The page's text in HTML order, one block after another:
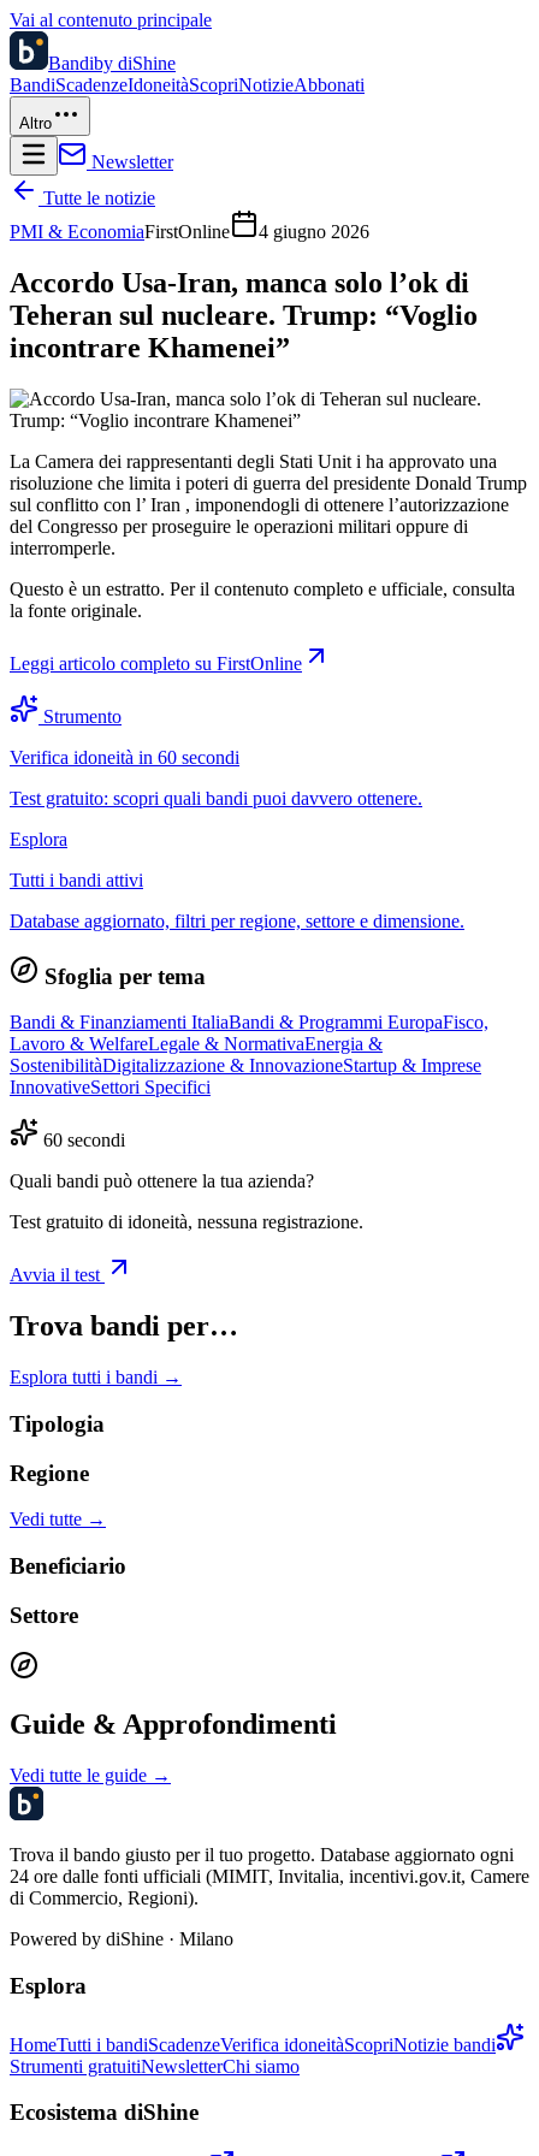
Vai al contenuto principale
Bandiby diShine
BandiScadenzeIdoneitàScopriNotizieAbbonati
Altro
Newsletter
Tutte le notizie
PMI & EconomiaFirstOnline 4 giugno 2026
Accordo Usa-Iran, manca solo l’ok di
Teheran sul nucleare. Trump: “Voglio
incontrare Khamenei”
La Camera dei rappresentanti degli Stati Unit i ha approvato una
risoluzione che limita i poteri di guerra del presidente Donald Trump
sul conflitto con l’ Iran , imponendogli di ottenere l’autorizzazione
del Congresso per proseguire le operazioni militari oppure di
interromperle.
Questo è un estratto. Per il contenuto completo e ufficiale, consulta
la fonte originale.
Leggi articolo completo su FirstOnline
Strumento
Verifica idoneità in 60 secondi
Test gratuito: scopri quali bandi puoi davvero ottenere.
Esplora
Tutti i bandi attivi
Database aggiornato, filtri per regione, settore e dimensione.
Sfoglia per tema
Bandi & Finanziamenti ItaliaBandi & Programmi EuropaFisco,
Lavoro & WelfareLegale & NormativaEnergia &
SostenibilitàDigitalizzazione & InnovazioneStartup & Imprese
InnovativeSettori Specifici
60 secondi
Quali bandi può ottenere la tua azienda?
Test gratuito di idoneità, nessuna registrazione.
Avvia il test
Trova bandi per…
Esplora tutti i bandi →
Tipologia
Regione
Vedi tutte →
Beneficiario
Settore
Guide & Approfondimenti
Vedi tutte le guide →
Trova il bando giusto per il tuo progetto. Database aggiornato ogni
24 ore dalle fonti ufficiali (MIMIT, Invitalia, incentivi.gov.it, Camere
di Commercio, Regioni).
Powered by diShine · Milano
Esplora
HomeTutti i bandiScadenzeVerifica idoneitàScopriNotizie bandi
Strumenti gratuitiNewsletterChi siamo
Ecosistema diShine